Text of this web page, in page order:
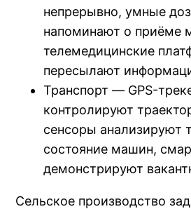
непрерывно, умные
напоминают о приёме
телемедицинские
пересылают
Транспорт — GPS-
контролируют
сенсоры анализируют
состояние машин,
демонстрируют
Сельское производство